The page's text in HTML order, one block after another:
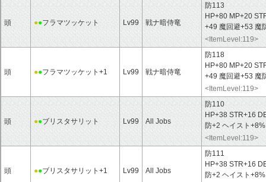
頭 ●●フラマツッケット Lv99 戦ナ暗侍竜
防113
HP+80 MP+20
+49 魔回避+53 魔
<ItemLevel:119>
頭 ●●フラマツッケット+1 Lv99 戦ナ暗侍竜
防118
HP+80 MP+20
+49 魔回避+53 魔
<ItemLevel:119>
頭 ●●ブリスタサリット Lv99 All Jobs
防110
HP+38 STR+16
防+2 ヘイスト
<ItemLevel:119>
頭 ●●ブリスタサリット+1 Lv99 All Jobs
防111
HP+38 STR+16
防+2 ヘイスト